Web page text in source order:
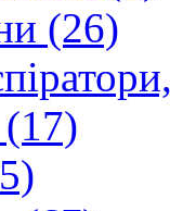
(26)